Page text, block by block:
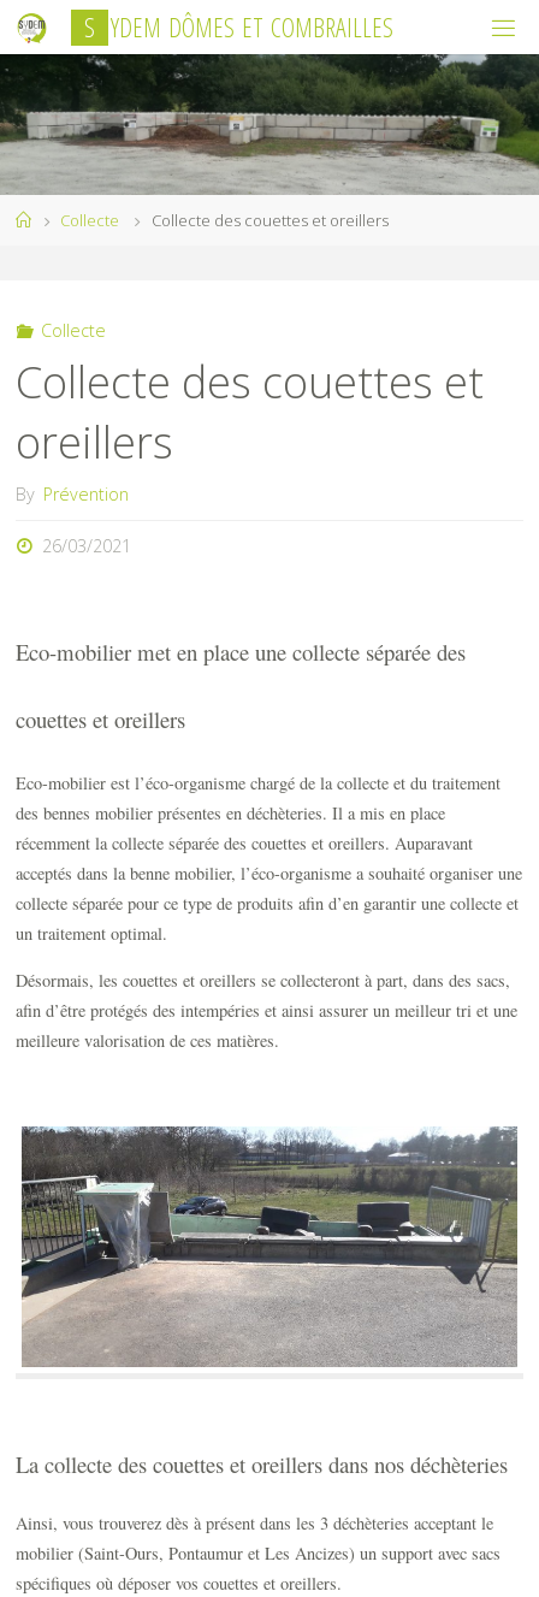
Skip
content
S YDEM DÔMES ET COMBRAIL L ES
HomeCollecte Collecte des couettes et oreillers
Collecte
Collecte des couettes et
oreillers
By Prévention
26/03/2021
Eco-mobilier met en place une collecte séparée des
couettes et oreillers
Eco-mobilier est l’éco-organisme chargé de la collecte et du traitement
des bennes mobilier présentes en déchèteries. Il a mis en place
récemment la collecte séparée des couettes et oreillers. Auparavant
acceptés dans la benne mobilier, l’éco-organisme a souhaité organiser une
collecte séparée pour ce type de produits afin d’en garantir une collecte et
un traitement optimal.
Désormais, les couettes et oreillers se collecteront à part, dans des sacs,
afin d’être protégés des intempéries et ainsi assurer un meilleur tri et une
meilleure valorisation de ces matières.
La collecte des couettes et oreillers dans nos déchèteries
Ainsi, vous trouverez dès à présent dans les 3 déchèteries acceptant le
mobilier (Saint-Ours, Pontaumur et Les Ancizes) un support avec sacs
spécifiques où déposer vos couettes et oreillers.